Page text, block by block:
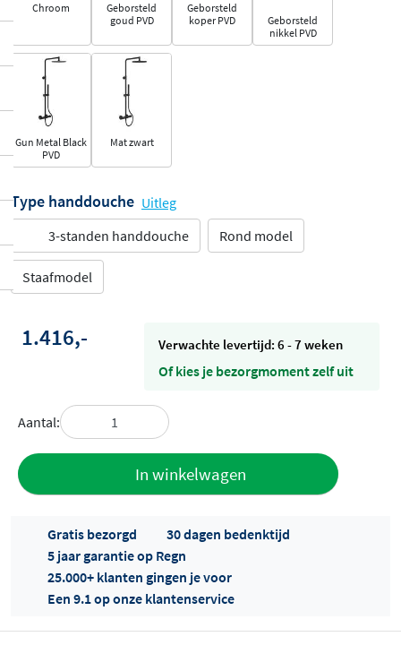
Chroom
Geborsteld
goud PVD
Geborsteld
koper PVD
Geborsteld
nikkel PVD
Gun Metal Black
PVD
Mat zwart
Type handdouche Uitleg
3-standen handdouche
Rond model
Staafmodel
1.416,- Verwachte levertijd: 6 - 7 weken
Of kies je bezorgmoment zelf uit
Aantal:
In winkelwagen
Gratis bezorgd
30 dagen bedenktijd
5 jaar garantie op Regn
25.000+ klanten gingen je voor
Een 9.1 op onze klantenservice